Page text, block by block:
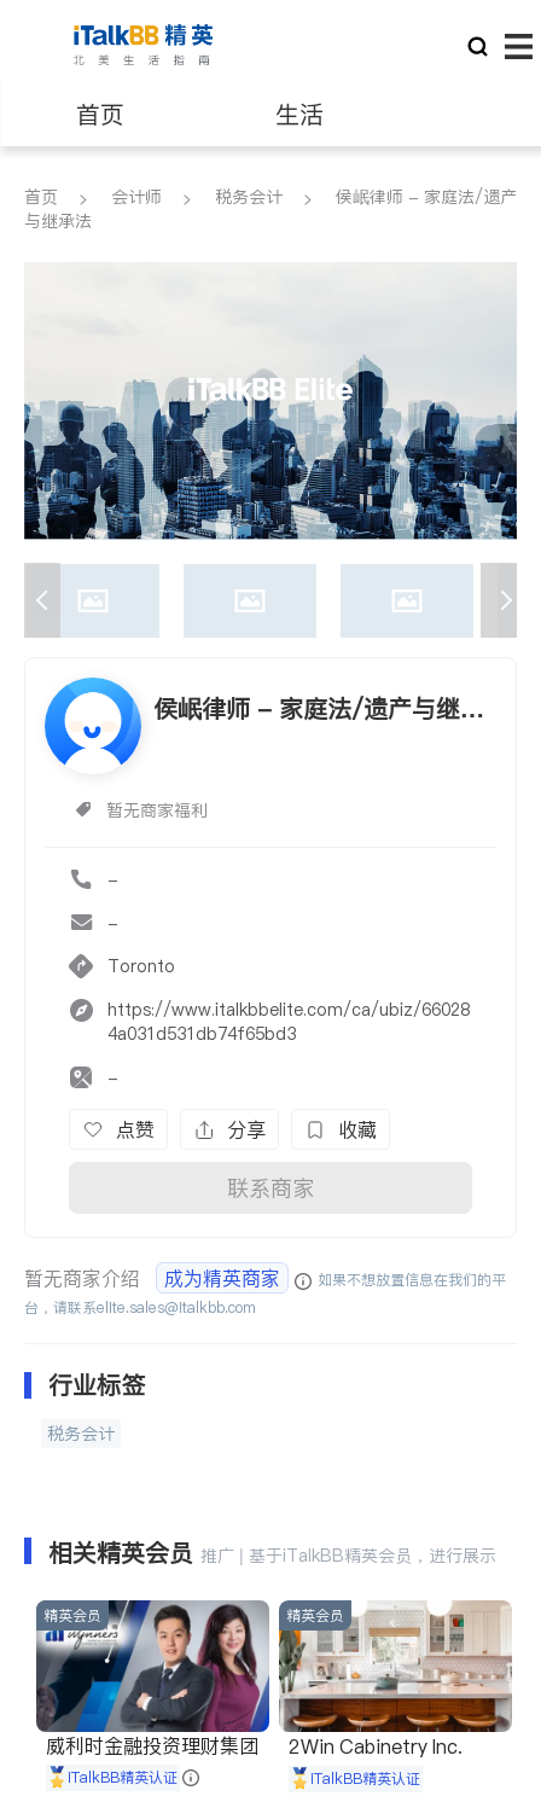
首页 生活
医生 律师
建筑装修
首页 会计师 税务会计
侯岷律师 - 家庭法/遗产
与继承法
侯岷律师 - 家庭法/遗产与继承
暂无商家福利
-
-
Toronto
https://www.italkbbelite.com/ca/ubiz/66028
4a031d531db74f65bd3
-
点赞 分享 收藏
联系商家
暂无商家介绍 成为精英商家
如果不想放置信息在我们的平
台，请联系elite.sales@italkbb.com
行业标签
税务会计
相关精英会员 推广 | 基于iTalkBB精英会员，进行展示
精英会员
威利时金融投资理财集团
iTalkBB精英认证
精英会员
2Win Cabinetry Inc.
iTalkBB精英认证